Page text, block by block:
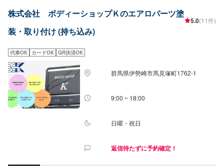
9:00~18:00土曜日9:00～17:00【定休日】日曜日・祝祭日・当社規定カレン
株式会社 ボディーショップＫのエアロパーツ塗
装・取り付け (持ち込み)
5.0(11件)
代車OK カードOK QR決済OK
群馬県伊勢崎市馬見塚町1762‐1
9:00 ~ 18:00
日曜・祝日
返信待たずに予約確定！